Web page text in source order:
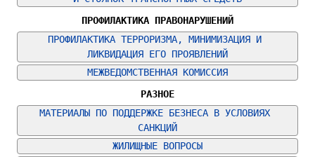
ПРОФИЛАКТИКА ПРАВОНАРУШЕНИЙ
ПРОФИЛАКТИКА ТЕРРОРИЗМА, МИНИМИЗАЦИЯ И
ЛИКВИДАЦИЯ ЕГО ПРОЯВЛЕНИЙ
МЕЖВЕДОМСТВЕННАЯ КОМИССИЯ
РАЗНОЕ
МАТЕРИАЛЫ ПО ПОДДЕРЖКЕ БЕЗНЕСА В УСЛОВИЯХ
САНКЦИЙ
ЖИЛИЩНЫЕ ВОПРОСЫ